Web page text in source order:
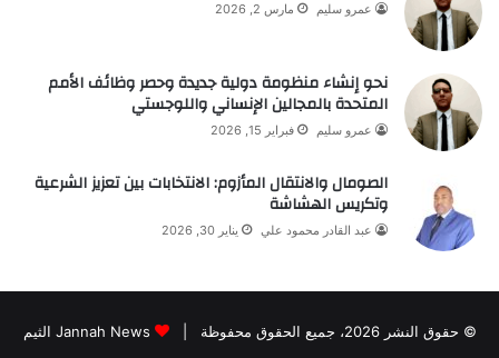
عمرو سليم مارس 2, 2026
نحو إنشاء منظومة دولية جديدة وحصر وظائف الأمم
المتحدة بالمجالين الإنساني واللوجستي
عمرو سليم فبراير 15, 2026
الصومال والانتقال المأزوم: الانتخابات بين تعزيز الشرعية
وتكريس الهشاشة
عبد القادر محمود علي يناير 30, 2026
© حقوق النشر 2026، جميع الحقوق محفوظة | Jannah News الثيم